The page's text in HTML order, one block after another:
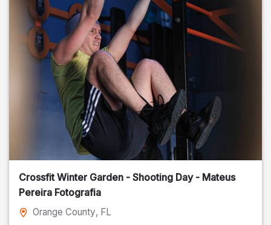
Crossfit Winter Garden - Shooting Day - Mateus
Pereira Fotografia
Orange County, FL